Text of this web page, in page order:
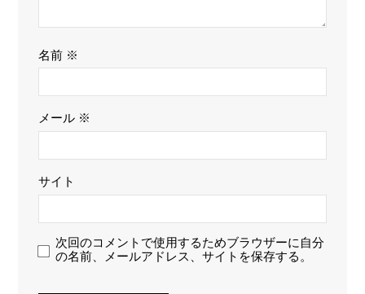
名前 ※
メール ※
サイト
次回のコメントで使用するためブラウザーに自分
の名前、メールアドレス、サイトを保存する。